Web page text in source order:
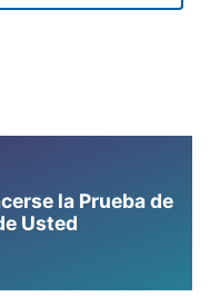
la Prueba de
Usted